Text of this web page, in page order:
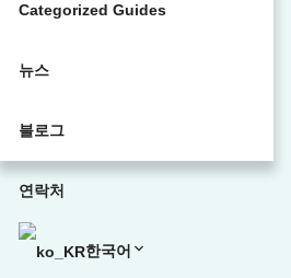
Categorized Guides
뉴스
블로그
연락처
한국어